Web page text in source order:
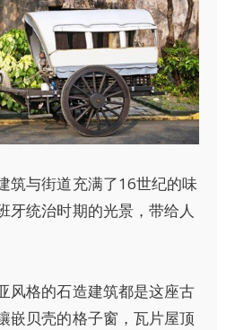
筑与街道充满了16世纪的味
牙统治时期的光景，带给人
风格的石造建筑都是这座古
嵌贝壳的格子窗，瓦片屋顶